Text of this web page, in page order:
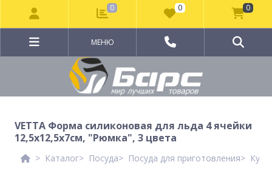
МЕНЮ
VETTA Форма силиконовая для льда 4 ячейки
12,5х12,5х7см, "Рюмка", 3 цвета
Каталог Посуда Посуда для приготовления
0 0 0